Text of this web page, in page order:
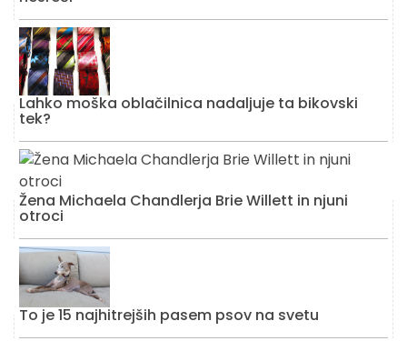
Lahko moška oblačilnica nadaljuje ta bikovski
tek?
Žena Michaela Chandlerja Brie Willett in njuni
otroci
To je 15 najhitrejših pasem psov na svetu